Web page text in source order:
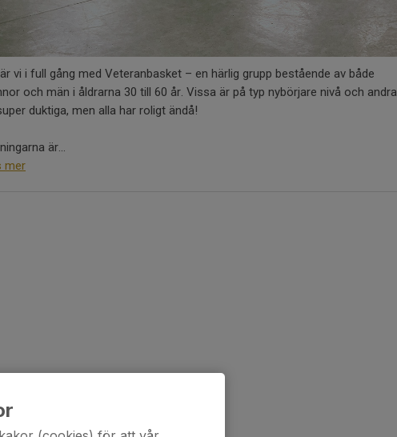
vi i full gång med Veteranbasket – en härlig grupp bestående av både
och män i åldrarna 30 till 60 år. Vissa är på typ nybörjare nivå och andra
duktiga, men alla har roligt ändå!
är...
mer